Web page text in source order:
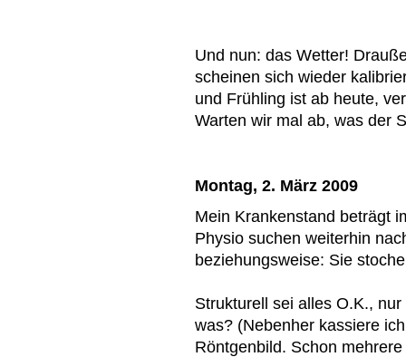
Und nun: das Wetter!
scheinen sich wieder
und Frühling ist ab heute,
Warten wir mal ab, was der
Montag, 2. März 2009
Mein Krankenstand beträgt
Physio suchen weiterhin
beziehungsweise: Sie
Strukturell sei alles O.K.,
was? (Nebenher kassiere
Röntgenbild. Schon